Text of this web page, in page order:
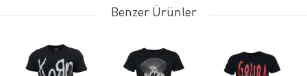
Benzer Ürünler